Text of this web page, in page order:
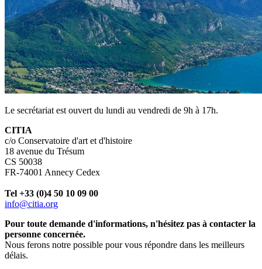
Le secrétariat est ouvert du lundi au vendredi de 9h à 17h.
CITIA
c/o Conservatoire d'art et d'histoire
18 avenue du Trésum
CS 50038
FR-74001 Annecy Cedex
Tel +33 (0)4 50 10 09 00
info@citia.org
Pour toute demande d'informations, n'hésitez pas à contacter la
personne concernée.
Nous ferons notre possible pour vous répondre dans les meilleurs
délais.